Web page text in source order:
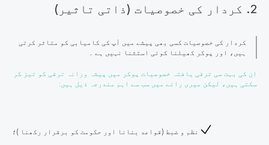
2. کردار کی خصوصیات (ذاتی تاثیر)
کردار کی خصوصیات کسی بھی پیشے میں آپ کی کامیابی کو متاثر کرتی
ہیں، اور پوکر کھیلنا کوئی استثنا نہیں ہے ۔
ان کی بہت سی ترقی یافتہ خصوصیات پوکر میں پیشہ ورانہ ترقی کو تیز کر
سکتی ہیں، لیکن میری رائے میں سب سے اہم مندرجہ ذیل ہیں:
نظم و ضبط (قواعد بنانا اور حکومت کو برقرار رکھنا )؛